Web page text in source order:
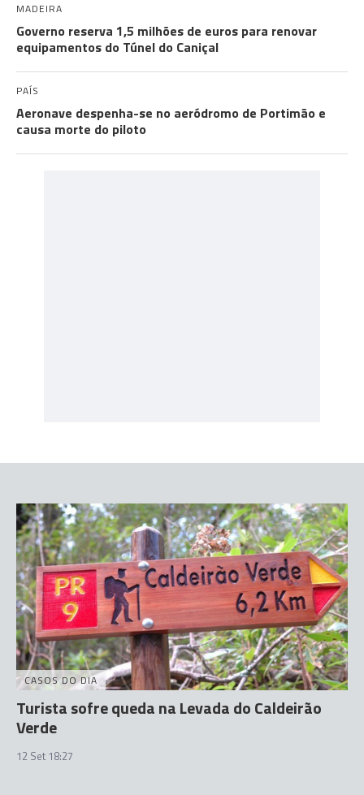
MADEIRA
Governo reserva 1,5 milhões de euros para renovar
equipamentos do Túnel do Caniçal
PAÍS
Aeronave despenha-se no aeródromo de Portimão e
causa morte do piloto
CASOS DO DIA
Turista sofre queda na Levada do Caldeirão
Verde
12 Set 18:27